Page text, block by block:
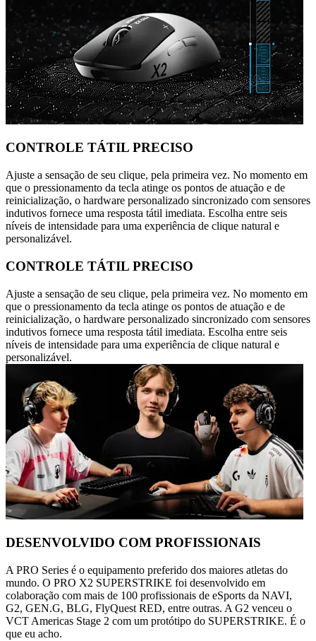
CONTROLE TÁTIL PRECISO
Ajuste a sensação de seu clique, pela primeira vez. No momento em
que o pressionamento da tecla atinge os pontos de atuação e de
reinicialização, o hardware personalizado sincronizado com sensores
indutivos fornece uma resposta tátil imediata. Escolha entre seis
níveis de intensidade para uma experiência de clique natural e
personalizável.
CONTROLE TÁTIL PRECISO
Ajuste a sensação de seu clique, pela primeira vez. No momento em
que o pressionamento da tecla atinge os pontos de atuação e de
reinicialização, o hardware personalizado sincronizado com sensores
indutivos fornece uma resposta tátil imediata. Escolha entre seis
níveis de intensidade para uma experiência de clique natural e
personalizável.
DESENVOLVIDO COM PROFISSIONAIS
A PRO Series é o equipamento preferido dos maiores atletas do
mundo. O PRO X2 SUPERSTRIKE foi desenvolvido em
colaboração com mais de 100 profissionais de eSports da NAVI,
G2, GEN.G, BLG, FlyQuest RED, entre outras. A G2 venceu o
VCT Americas Stage 2 com um protótipo do SUPERSTRIKE. É o
que eu acho.